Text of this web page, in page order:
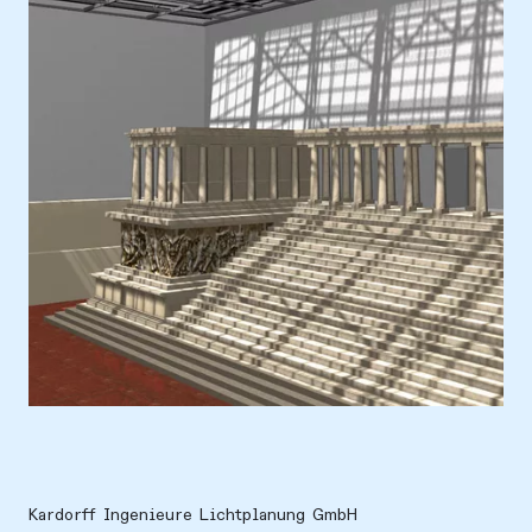
Europa, Deutschland, Berlin
Kardorff Ingenieure Lichtplanung GmbH